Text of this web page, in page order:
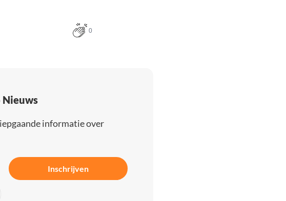
0
Nieuws
informatie over
Inschrijven